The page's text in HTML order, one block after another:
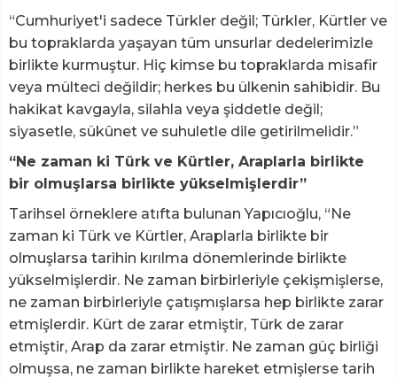
“Cumhuriyet'i sadece Türkler değil; Türkler, Kürtler ve
bu topraklarda yaşayan tüm unsurlar dedelerimizle
birlikte kurmuştur. Hiç kimse bu topraklarda misafir
veya mülteci değildir; herkes bu ülkenin sahibidir. Bu
hakikat kavgayla, silahla veya şiddetle değil;
siyasetle, sükûnet ve suhuletle dile getirilmelidir.”
“Ne zaman ki Türk ve Kürtler, Araplarla birlikte
bir olmuşlarsa birlikte yükselmişlerdir”
Tarihsel örneklere atıfta bulunan Yapıcıoğlu, “Ne
zaman ki Türk ve Kürtler, Araplarla birlikte bir
olmuşlarsa tarihin kırılma dönemlerinde birlikte
yükselmişlerdir. Ne zaman birbirleriyle çekişmişlerse,
ne zaman birbirleriyle çatışmışlarsa hep birlikte zarar
etmişlerdir. Kürt de zarar etmiştir, Türk de zarar
etmiştir, Arap da zarar etmiştir. Ne zaman güç birliği
olmuşsa, ne zaman birlikte hareket etmişlerse tarih